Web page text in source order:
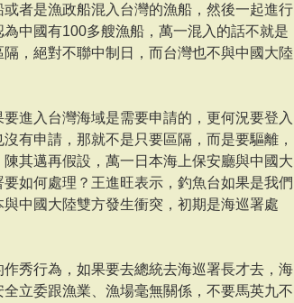
者是漁政船混入台灣的漁船，然後一起進行
中國有100多艘漁船，萬一混入的話不就是
，絕對不聯中制日，而台灣也不與中國大陸
進入台灣海域是需要申請的，更何況要登入
有申請，那就不是只要區隔，而是要驅離，
其邁再假設，萬一日本海上保安廳與中國大
如何處理？王進旺表示，釣魚台如果是我們
中國大陸雙方發生衝突，初期是海巡署處
秀行為，如果要去總統去海巡署長才去，海
立委跟漁業、漁場毫無關係，不要馬英九不